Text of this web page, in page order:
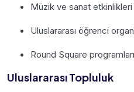
Müzik ve sanat etkinlikleri
Uluslararası öğrenci
Round Square programları
Uluslararası Topluluk